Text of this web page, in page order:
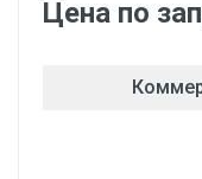
Цена по